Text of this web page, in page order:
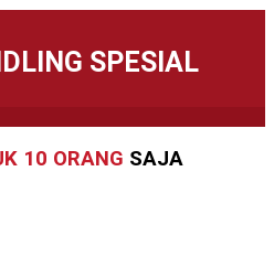
SPESIAL
10 ORANG SAJA